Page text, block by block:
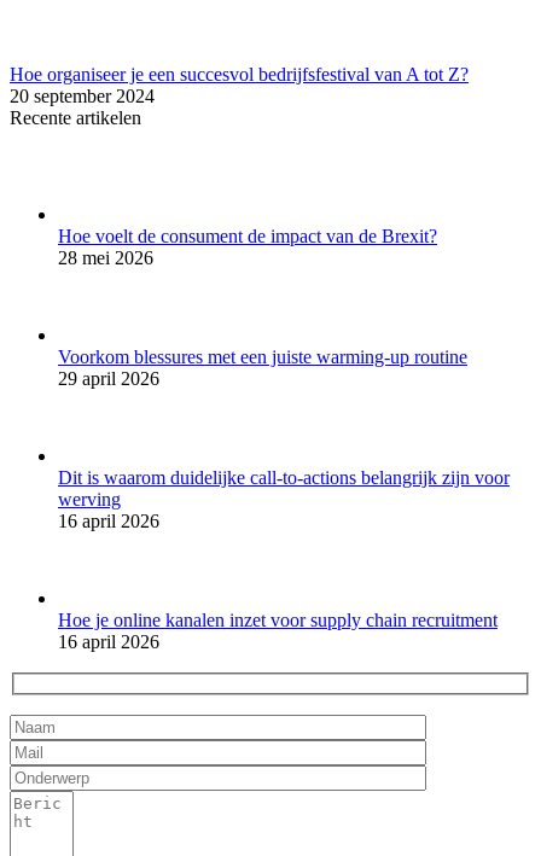
Hoe organiseer je een succesvol bedrijfsfestival van A tot Z?
20 september 2024
Recente artikelen
Hoe voelt de consument de impact van de Brexit?
28 mei 2026
Voorkom blessures met een juiste warming-up routine
29 april 2026
Dit is waarom duidelijke call-to-actions belangrijk zijn voor
werving
16 april 2026
Hoe je online kanalen inzet voor supply chain recruitment
16 april 2026